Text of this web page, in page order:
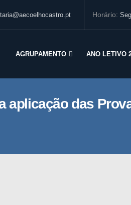
Horário:
AGRUPAMENTO ANO LETIVO
aplicação das